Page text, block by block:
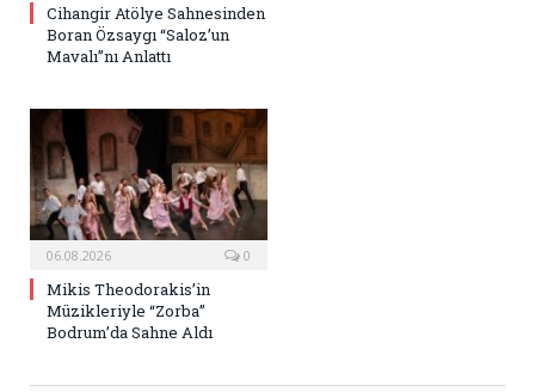
Cihangir Atölye Sahnesinden
Boran Özsaygı “Saloz’un
Mavalı”nı Anlattı
06.08.2026 0
Mikis Theodorakis’in
Müzikleriyle “Zorba”
Bodrum’da Sahne Aldı